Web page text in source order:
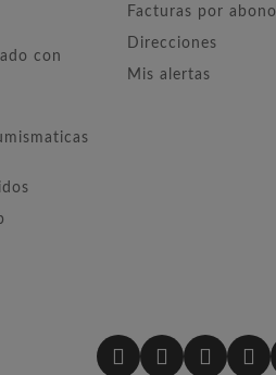
con
Facturas por abono
Direcciones
Mis alertas